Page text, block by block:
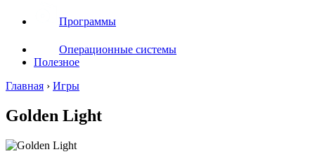
Программы
Операционные системы
Полезное
Главная › Игры
Golden Light